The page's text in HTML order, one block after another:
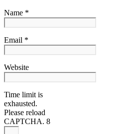
Name *
Email *
Website
Time limit is
exhausted.
Please reload
CAPTCHA. 8